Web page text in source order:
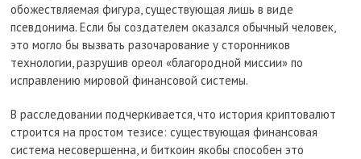
обожествляемая фигура, существующая лишь в виде
псевдонима. Если бы создателем оказался обычный человек,
это могло бы вызвать разочарование у сторонников
технологии, разрушив ореол «благородной миссии» по
исправлению мировой финансовой системы.
В расследовании подчеркивается, что история криптовалют
строится на простом тезисе: существующая финансовая
система несовершенна, и биткоин якобы способен это